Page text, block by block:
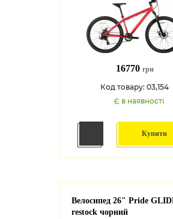
16770 грн
Код товару: 03,154
Є в наявності
Купити
Велосипед 26" Pride
restock чорний